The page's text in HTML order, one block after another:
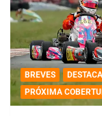
BREVES
PRÓXIMA